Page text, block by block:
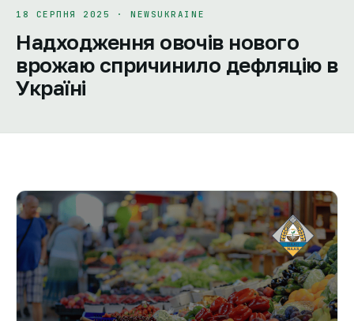
18 СЕРПНЯ 2025 · NEWSUKRAINE
Надходження овочів нового
врожаю спричинило дефляцію в
Україні